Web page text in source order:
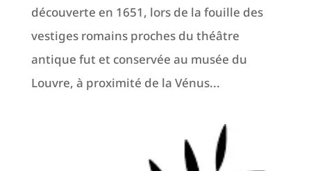
découverte en 1651, lors de la fouille des
vestiges romains proches du théâtre
antique fut et conservée au musée du
Louvre, à proximité de la Vénus...